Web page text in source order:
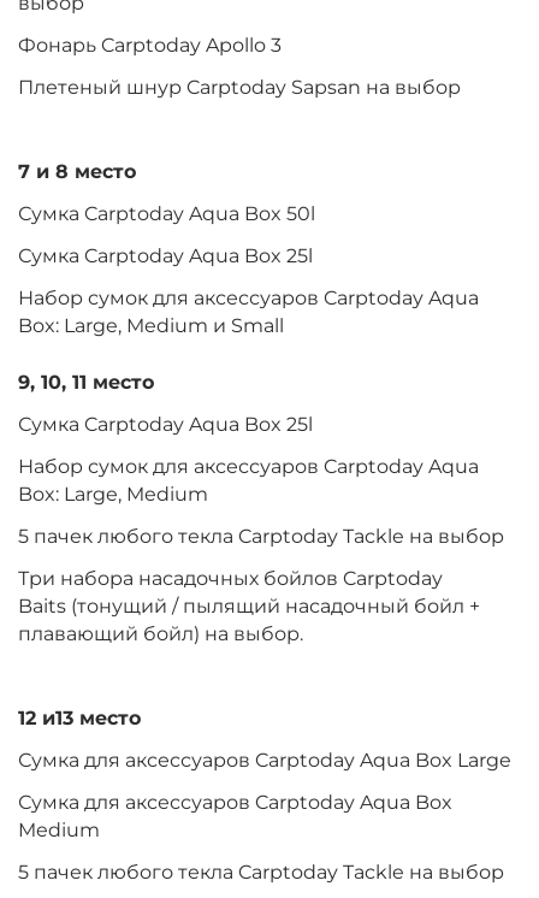
Фонарь Carptoday Apollo 3
Плетеный шнур Carptoday Sapsan на выбор
7 и 8 место
Сумка Carptoday Aqua Box 50l
Сумка Carptoday Aqua Box 25l
Набор сумок для аксессуаров Carptoday Aqua
Box: Large, Medium и Small
9, 10, 11 место
Сумка Carptoday Aqua Box 25l
Набор сумок для аксессуаров Carptoday Aqua
Box: Large, Medium
5 пачек любого текла Carptoday Tackle на выбор
Три набора насадочных бойлов Carptoday
Baits (тонущий / пылящий насадочный бойл +
плавающий бойл) на выбор.
12 и13 место
Сумка для аксессуаров Carptoday Aqua Box Large
Сумка для аксессуаров Carptoday Aqua Box
Medium
5 пачек любого текла Carptoday Tackle на выбор